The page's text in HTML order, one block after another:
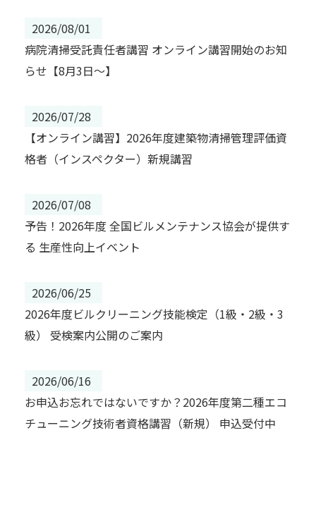
2026/08/01
病院清掃受託責任者講習 オンライン講習開始のお知
らせ【8月3日～】
2026/07/28
【オンライン講習】2026年度建築物清掃管理評価資
格者（インスペクター）新規講習
2026/07/08
予告！2026年度 全国ビルメンテナンス協会が提供す
る 生産性向上イベント
2026/06/25
2026年度ビルクリーニング技能検定（1級・2級・3
級） 受検案内公開のご案内
2026/06/16
お申込お忘れではないですか？2026年度第二種エコ
チューニング技術者資格講習（新規） 申込受付中